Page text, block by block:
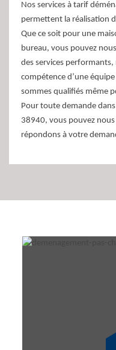
Nos services à tarif
permettent la réalisation
Que ce soit pour une
bureau, vous pouvez
des services
compétence d’une
sommes qualifiés même
Pour toute demande
38940, vous pouvez
répondons à votre